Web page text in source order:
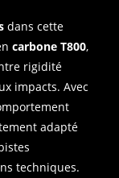
dans cette
carbone T800,
rigidité
impacts. Avec
adapté
techniques.